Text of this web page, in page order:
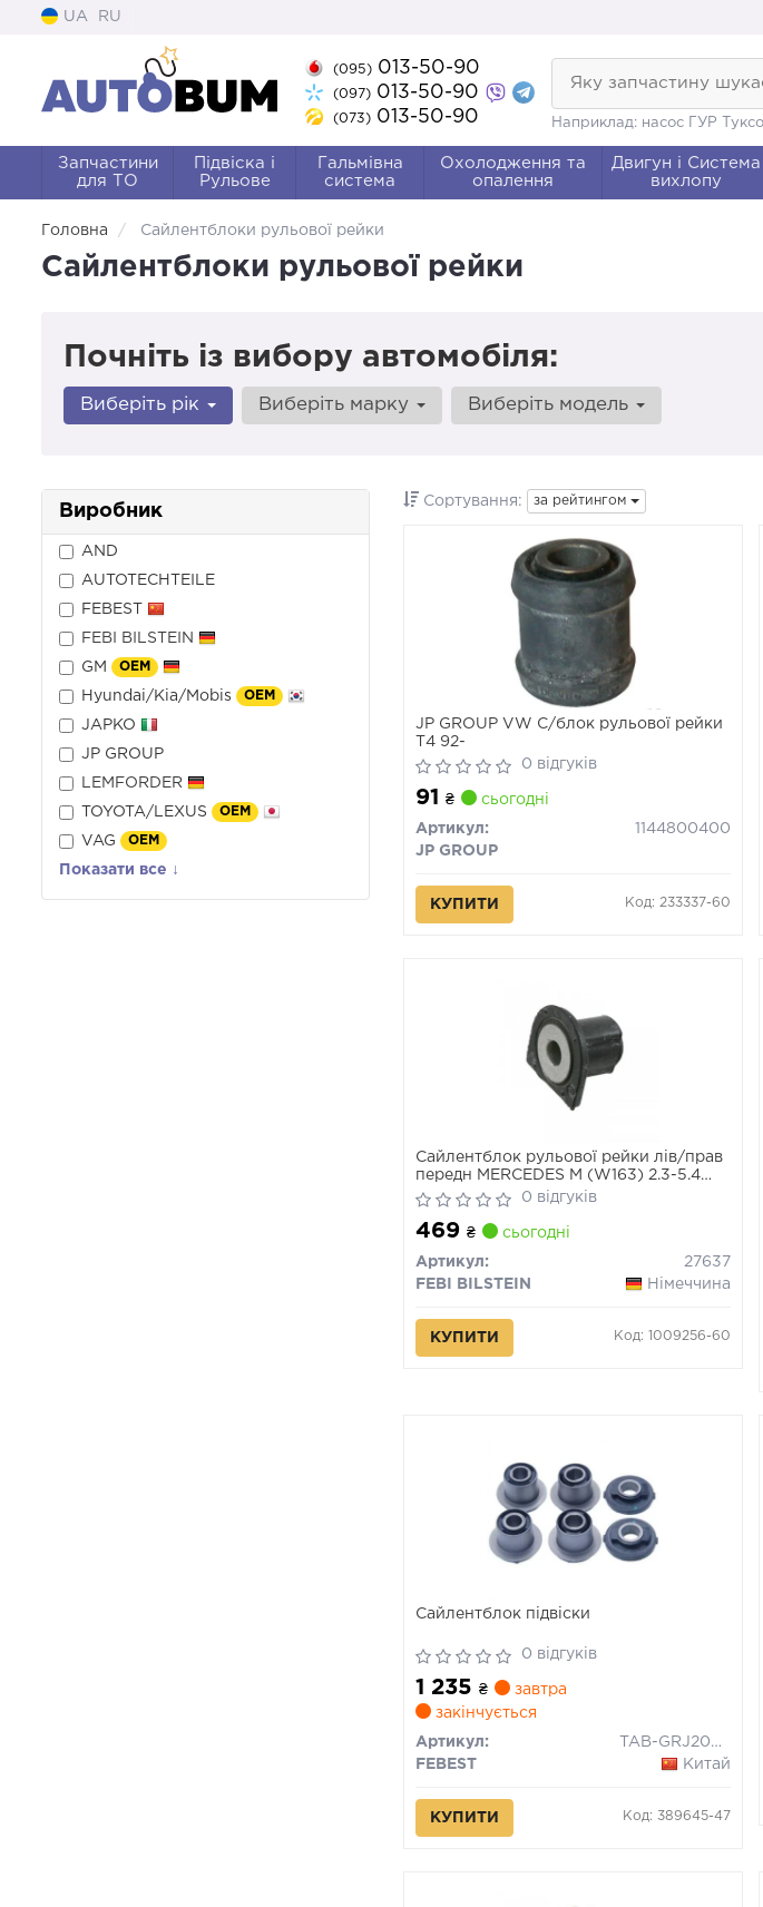
UA RU
(095)013-50-90
(097)013-50-90
(073)013-50-90
Яку запчастину
Наприклад: насос ГУР
Запчастини
для ТО
Підвіска і
Рульове
Гальмівна
система
Охолодження та
опалення
Двигун і Система
вихлопу
Головна Сайлентблоки рульової рейки
Сайлентблоки рульової рейки
Почніть із вибору автомобіля:
Виберіть рік Виберіть марку Виберіть модель
Виробник
AND
AUTOTECHTEILE
FEBEST
FEBI BILSTEIN
GM OEM
Hyundai/Kia/Mobis OEM
JAPKO
JP GROUP
LEMFORDER
TOYOTA/LEXUS OEM
VAG OEM
Показати все ↓
Сортування: за рейтингом
JP GROUP VW С/блок рульової рейки
T4 92-
0 відгуків
91 ₴ сьогодні
Артикул:
1144800400
JP GROUP
КУПИТИ Код: 233337-60
Сайлентблок рульової рейки лів/прав
передн MERCEDES M (W163) 2.3-5.4
02.98-06.05
0 відгуків
469 ₴ сьогодні
Артикул:
27637
FEBI BILSTEIN
Німеччина
КУПИТИ Код: 1009256-60
Сайлентблок підвіски
0 відгуків
1 235 ₴
завтра
закінчується
Артикул:
TAB-GRJ200-KIT
FEBEST
Китай
КУПИТИ Код: 389645-47